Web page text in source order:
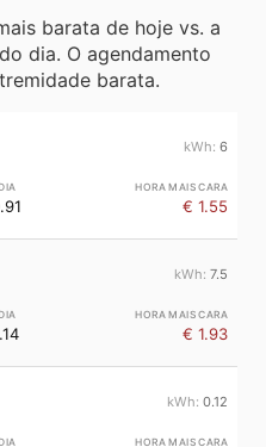
barata de hoje vs. a
dia. O agendamento
barata.
6
€ 1.55
7.5
€ 1.93
0.12